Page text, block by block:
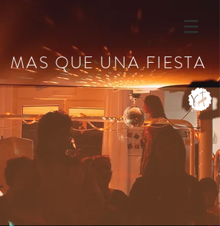
MAS QUE UNA FIESTA